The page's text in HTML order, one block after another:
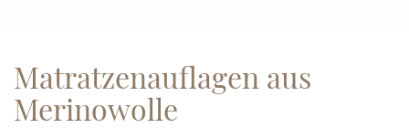
Matratzenauflagen aus
Merinowolle